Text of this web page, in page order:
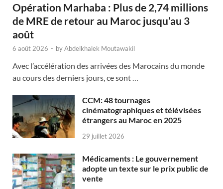
Opération Marhaba : Plus de 2,74 millions
de MRE de retour au Maroc jusqu’au 3
août
6 août 2026 - byAbdelkhalek Moutawakil
Avec l’accélération des arrivées des Marocains du monde
au cours des derniers jours, ce sont …
CCM: 48 tournages
cinématographiques et télévisées
étrangers au Maroc en 2025
29 juillet 2026
Médicaments : Le gouvernement
adopte un texte sur le prix public de
vente